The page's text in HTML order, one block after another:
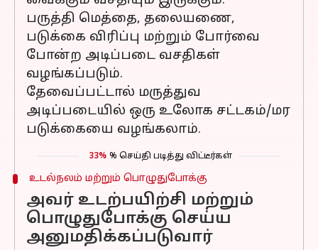
பருத்தி மெத்தை, தலையணை,
படுக்கை விரிப்பு மற்றும் போர்வை
போன்ற அடிப்படை வசதிகள்
வழங்கப்படும்.
தேவைப்பட்டால் மருத்துவ
அடிப்படையில் ஒரு உலோக சட்டகம்/மர
படுக்கையை வழங்கலாம்.
33% % செய்தி படித்து விட்டீர்கள்
உடல்நலம் மற்றும் பொழுதுபோக்கு
அவர் உடற்பயிற்சி மற்றும்
பொழுதுபோக்கு செய்ய
அனுமதிக்கப்படுவார்